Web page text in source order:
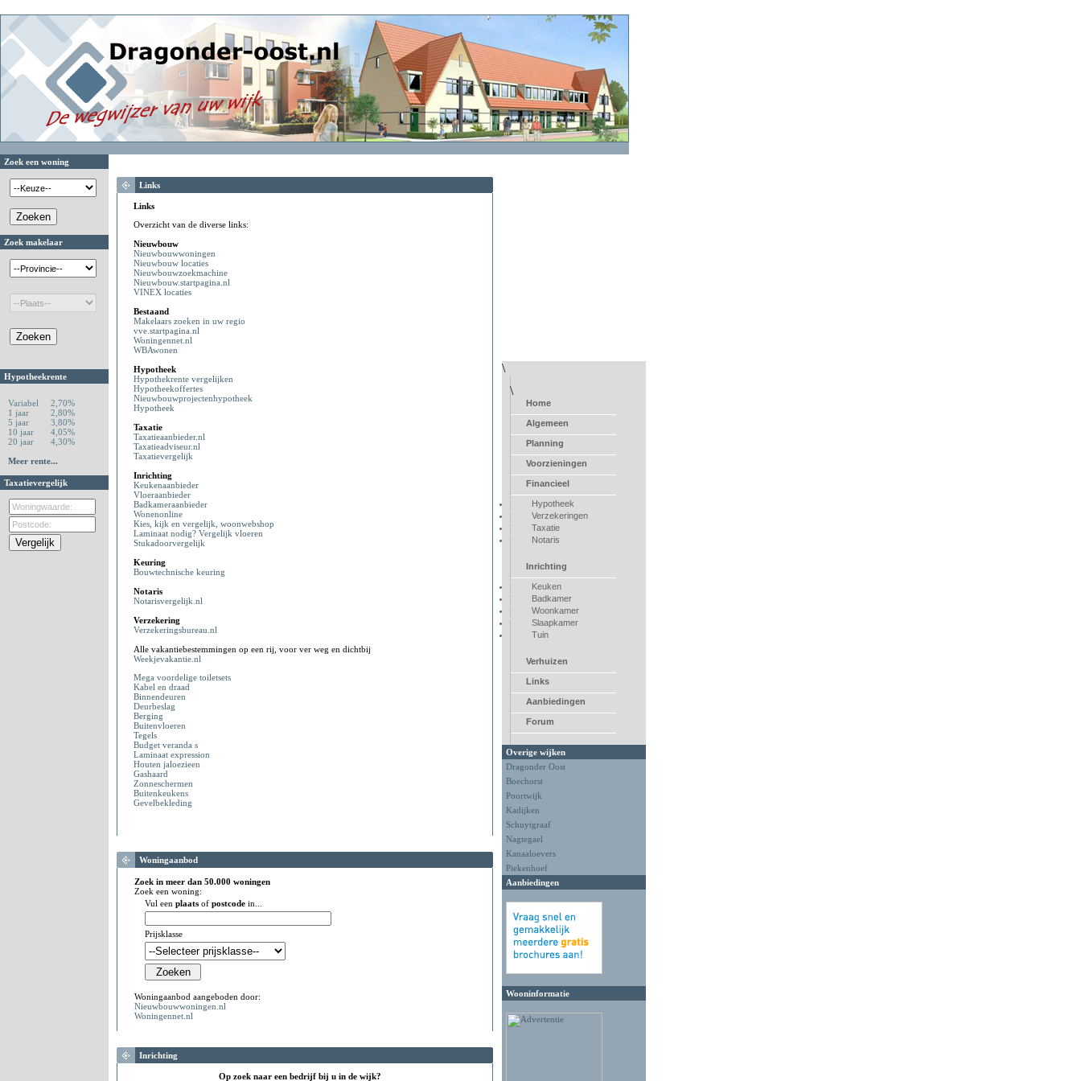
Zoek een woning
Zoek makelaar
Hypotheekrente
Variabel
2,70%
1 jaar
2,80%
5 jaar
3,80%
10 jaar
4,05%
20 jaar
4,30%
Meer rente...
Taxatievergelijk
Links
Links
Overzicht van de diverse links:
Nieuwbouw
Nieuwbouwwoningen
Nieuwbouw locaties
Nieuwbouwzoekmachine
Nieuwbouw.startpagina.nl
VINEX locaties
Bestaand
Makelaars zoeken in uw regio
vve.startpagina.nl
Woningennet.nl
WBAwonen
Hypotheek
Hypothekrente vergelijken
Hypotheekoffertes
Nieuwbouwprojectenhypotheek
Hypotheek
Taxatie
Taxatieaanbieder.nl
Taxatieadviseur.nl
Taxatievergelijk
Inrichting
Keukenaanbieder
Vloeraanbieder
Badkameraanbieder
Wonenonline
Kies, kijk en vergelijk, woonwebshop
Laminaat nodig? Vergelijk vloeren
Stukadoorvergelijk
Keuring
Bouwtechnische keuring
Notaris
Notarisvergelijk.nl
Verzekering
Verzekeringsbureau.nl
Alle vakantiebestemmingen op een rij, voor ver weg en dichtbij
Weekjevakantie.nl
Mega voordelige toiletsets
Kabel en draad
Binnendeuren
Deurbeslag
Berging
Buitenvloeren
Tegels
Budget veranda s
Laminaat expression
Houten jaloezieen
Gashaard
Zonneschermen
Buitenkeukens
Gevelbekleding
Woningaanbod
Zoek in meer dan 50.000 woningen
Zoek een woning:
Vul een plaats of postcode in...
Prijsklasse
Woningaanbod aangeboden door:
Nieuwbouwwoningen.nl
Woningennet.nl
Inrichting
Op zoek naar een bedrijf bij u in de wijk?
\
\
Home
Algemeen
Planning
Voorzieningen
Financieel
Hypotheek
Verzekeringen
Taxatie
Notaris
Inrichting
Keuken
Badkamer
Woonkamer
Slaapkamer
Tuin
Verhuizen
Links
Aanbiedingen
Forum
Overige wijken
Dragonder Oost
Boechorst
Poortwijk
Kadijken
Schuytgraaf
Nagtegael
Kanaaloevers
Piekenhoef
Aanbiedingen
Wooninformatie